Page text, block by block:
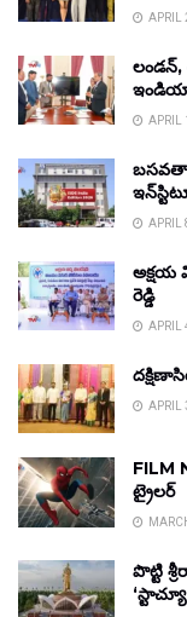
APRIL
లండన్,
APRIL
APRIL
అక్షయ
రెడ్డి
APRIL
APRIL
FILM
ట్రైలర్
పొట్టి